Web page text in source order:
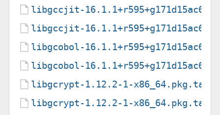
libgccjit-
libgccjit-
libgcobol-
libgcobol-
libgcrypt-1.12.2-1-
libgcrypt-1.12.2-1-